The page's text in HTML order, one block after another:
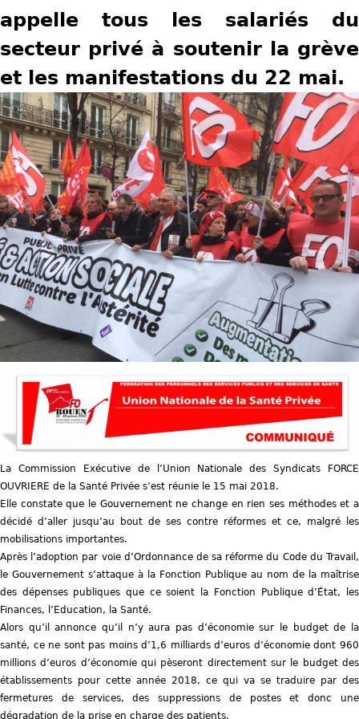
u
s
ê
t
e
s
i
c
i
appelle tous les salariés du
secteur privé à soutenir la grève
et les manifestations du 22 mai.
La Commission Exécutive de l’Union Nationale des Syndicats FORCE
OUVRIERE de la Santé Privée s’est réunie le 15 mai 2018.
Elle constate que le Gouvernement ne change en rien ses méthodes et a
décidé d’aller jusqu’au bout de ses contre réformes et ce, malgré les
mobilisations importantes.
Après l’adoption par voie d’Ordonnance de sa réforme du Code du Travail,
le Gouvernement s’attaque à la Fonction Publique au nom de la maîtrise
des dépenses publiques que ce soient la Fonction Publique d’État, les
Finances, l’Education, la Santé.
Alors qu’il annonce qu’il n’y aura pas d’économie sur le budget de la
santé, ce ne sont pas moins d’1,6 milliards d’euros d’économie dont 960
millions d’euros d’économie qui pèseront directement sur le budget des
établissements pour cette année 2018, ce qui va se traduire par des
fermetures de services, des suppressions de postes et donc une
dégradation de la prise en charge des patients.